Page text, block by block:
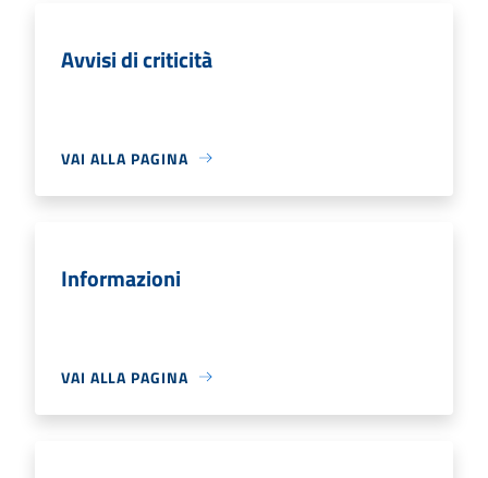
Avvisi di criticità
VAI ALLA PAGINA
Informazioni
VAI ALLA PAGINA